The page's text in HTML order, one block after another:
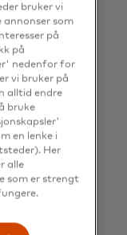
bruker vi
annonser som
på
på
nedenfor for
vi bruker på
alltid endre
bruke
en lenke i
Her
alle
som er strengt